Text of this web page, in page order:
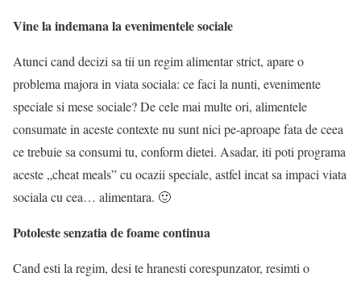
Vine la indemana la evenimentele sociale
Atunci cand decizi sa tii un regim alimentar strict, apare o
problema majora in viata sociala: ce faci la nunti, evenimente
speciale si mese sociale? De cele mai multe ori, alimentele
consumate in aceste contexte nu sunt nici pe-aproape fata de ceea
ce trebuie sa consumi tu, conform dietei. Asadar, iti poti programa
aceste „cheat meals” cu ocazii speciale, astfel incat sa impaci viata
sociala cu cea… alimentara. 🙂
Potoleste senzatia de foame continua
Cand esti la regim, desi te hranesti corespunzator, resimti o